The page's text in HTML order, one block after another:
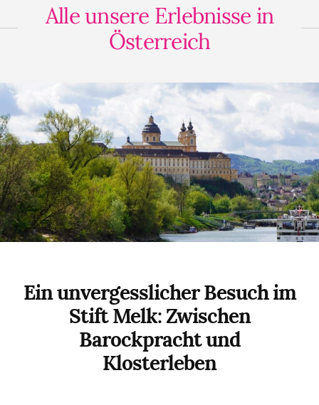
Alle unsere Erlebnisse in
Österreich
Ein unvergesslicher Besuch im
Stift Melk: Zwischen
Barockpracht und
Klosterleben